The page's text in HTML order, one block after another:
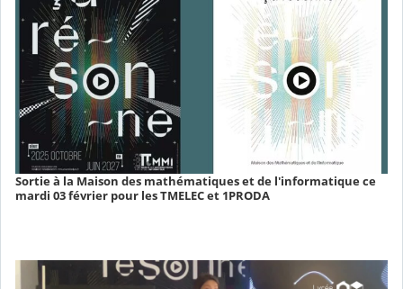
Sortie à la Maison des mathématiques et de l'informatique ce
mardi 03 février pour les TMELEC et 1PRODA